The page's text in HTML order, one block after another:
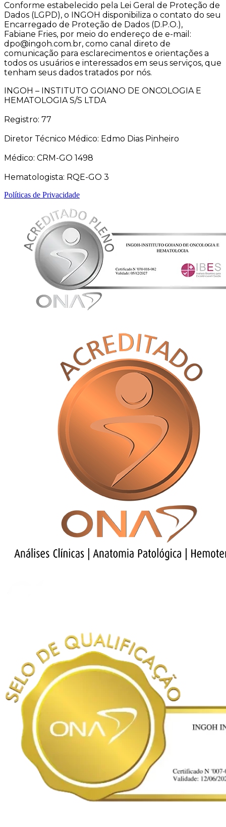
Conforme estabelecido pela Lei Geral de Proteção de
Dados (LGPD), o INGOH disponibiliza o contato do seu
Encarregado de Proteção de Dados (D.P.O.),
Fabiane Fries, por meio do endereço de e-mail:
dpo@ingoh.com.br, como canal direto de
comunicação para esclarecimentos e orientações a
todos os usuários e interessados em seus serviços, que
tenham seus dados tratados por nós.
INGOH – INSTITUTO GOIANO DE ONCOLOGIA E
HEMATOLOGIA S/S LTDA
Registro: 77
Diretor Técnico Médico: Edmo Dias Pinheiro
Médico: CRM-GO 1498
Hematologista: RQE-GO 3
Políticas de Privacidade